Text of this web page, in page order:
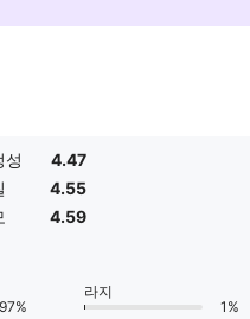
성
4.47
4.55
4.59
97%
라지
1%